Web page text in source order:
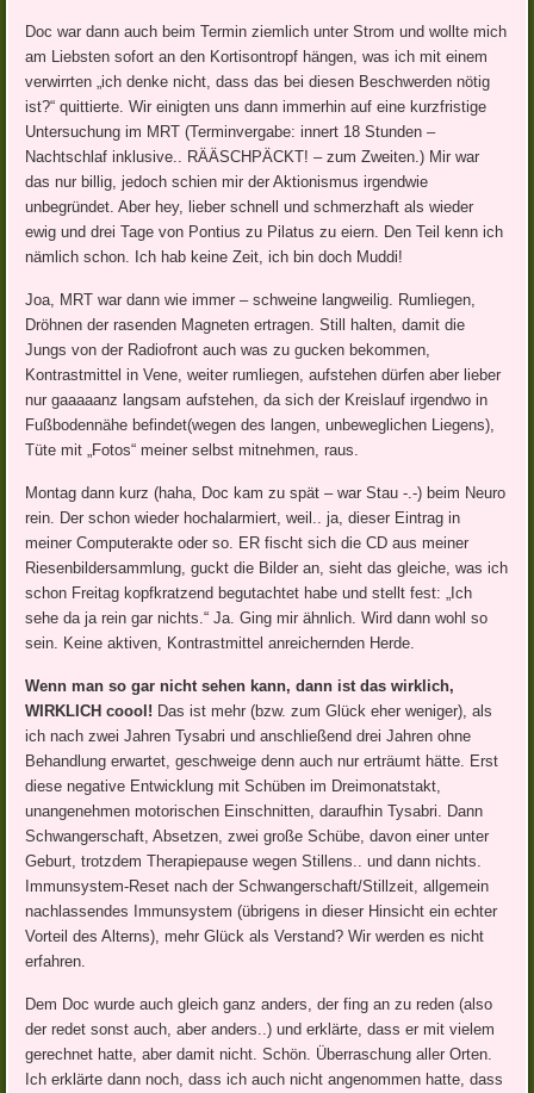
Doc war dann auch beim Termin ziemlich unter Strom und wollte mich
am Liebsten sofort an den Kortisontropf hängen, was ich mit einem
verwirrten „ich denke nicht, dass das bei diesen Beschwerden nötig
ist?“ quittierte. Wir einigten uns dann immerhin auf eine kurzfristige
Untersuchung im MRT (Terminvergabe: innert 18 Stunden –
Nachtschlaf inklusive.. RÄÄSCHPÄCKT! – zum Zweiten.) Mir war
das nur billig, jedoch schien mir der Aktionismus irgendwie
unbegründet. Aber hey, lieber schnell und schmerzhaft als wieder
ewig und drei Tage von Pontius zu Pilatus zu eiern. Den Teil kenn ich
nämlich schon. Ich hab keine Zeit, ich bin doch Muddi!
Joa, MRT war dann wie immer – schweine langweilig. Rumliegen,
Dröhnen der rasenden Magneten ertragen. Still halten, damit die
Jungs von der Radiofront auch was zu gucken bekommen,
Kontrastmittel in Vene, weiter rumliegen, aufstehen dürfen aber lieber
nur gaaaaanz langsam aufstehen, da sich der Kreislauf irgendwo in
Fußbodennähe befindet(wegen des langen, unbeweglichen Liegens),
Tüte mit „Fotos“ meiner selbst mitnehmen, raus.
Montag dann kurz (haha, Doc kam zu spät – war Stau -.-) beim Neuro
rein. Der schon wieder hochalarmiert, weil.. ja, dieser Eintrag in
meiner Computerakte oder so. ER fischt sich die CD aus meiner
Riesenbildersammlung, guckt die Bilder an, sieht das gleiche, was ich
schon Freitag kopfkratzend begutachtet habe und stellt fest: „Ich
sehe da ja rein gar nichts.“ Ja. Ging mir ähnlich. Wird dann wohl so
sein. Keine aktiven, Kontrastmittel anreichernden Herde.
Wenn man so gar nicht sehen kann, dann ist das wirklich,
WIRKLICH coool! Das ist mehr (bzw. zum Glück eher weniger), als
ich nach zwei Jahren Tysabri und anschließend drei Jahren ohne
Behandlung erwartet, geschweige denn auch nur erträumt hätte. Erst
diese negative Entwicklung mit Schüben im Dreimonatstakt,
unangenehmen motorischen Einschnitten, daraufhin Tysabri. Dann
Schwangerschaft, Absetzen, zwei große Schübe, davon einer unter
Geburt, trotzdem Therapiepause wegen Stillens.. und dann nichts.
Immunsystem-Reset nach der Schwangerschaft/Stillzeit, allgemein
nachlassendes Immunsystem (übrigens in dieser Hinsicht ein echter
Vorteil des Alterns), mehr Glück als Verstand? Wir werden es nicht
erfahren.
Dem Doc wurde auch gleich ganz anders, der fing an zu reden (also
der redet sonst auch, aber anders..) und erklärte, dass er mit vielem
gerechnet hatte, aber damit nicht. Schön. Überraschung aller Orten.
Ich erklärte dann noch, dass ich auch nicht angenommen hatte, dass